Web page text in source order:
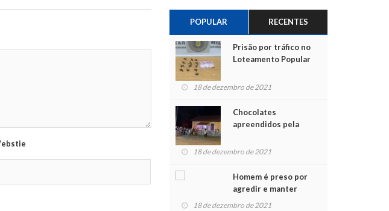
POPULAR RECENTES
Prisão por tráfico no
Loteamento Popular
18 de dezembro de 2021
Chocolates
apreendidos pela
para crianças na
18 de dezembro de 2021
Homem é preso por
agredir e manter
mulher em cárcere
18 de dezembro de 2021